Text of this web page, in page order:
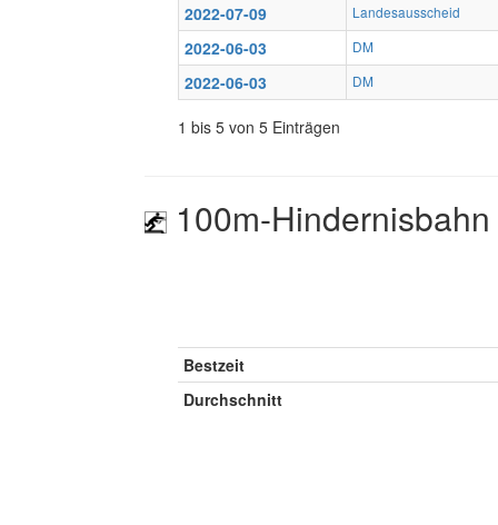
2022-07-09 Landesausscheid
2022-06-03 DM
2022-06-03 DM
1 bis 5 von 5 Einträgen
100m-
Bestzeit
Durchschnitt